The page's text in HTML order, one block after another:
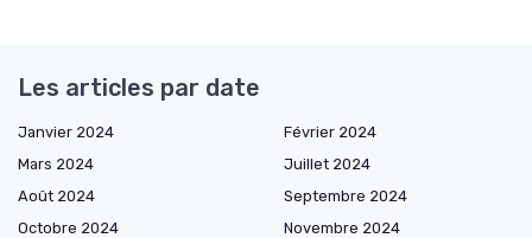
Les articles par date
Janvier 2024
Février 2024
Mars 2024
Juillet 2024
Août 2024
Septembre 2024
Octobre 2024
Novembre 2024